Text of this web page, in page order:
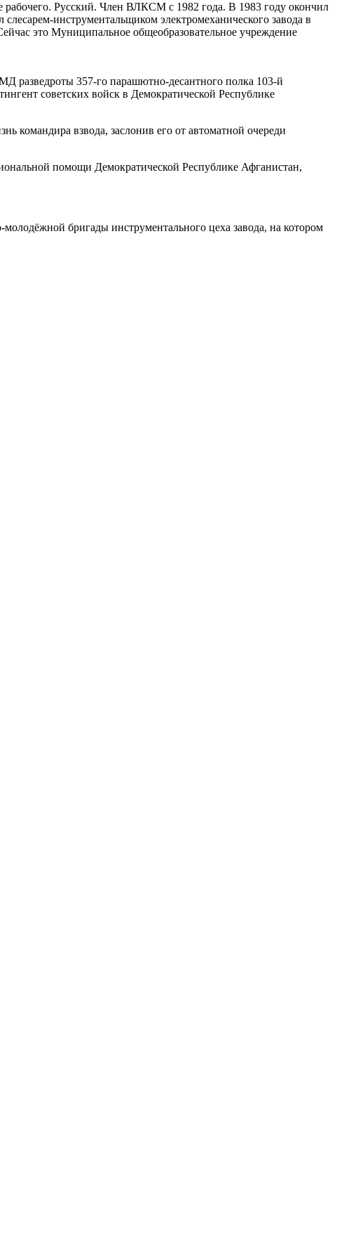
рабочего. Русский. Член ВЛКСМ с 1982 года. В 1983 году окончил
инструментальщиком электромеханического завода в
это Муниципальное общеобразовательное учреждение
разведроты 357-го парашютно-десантного полка 103-й
советских войск в Демократической Республике
командира взвода, заслонив его от автоматной очереди
помощи Демократической Республике Афганистан,
бригады инструментального цеха завода, на котором